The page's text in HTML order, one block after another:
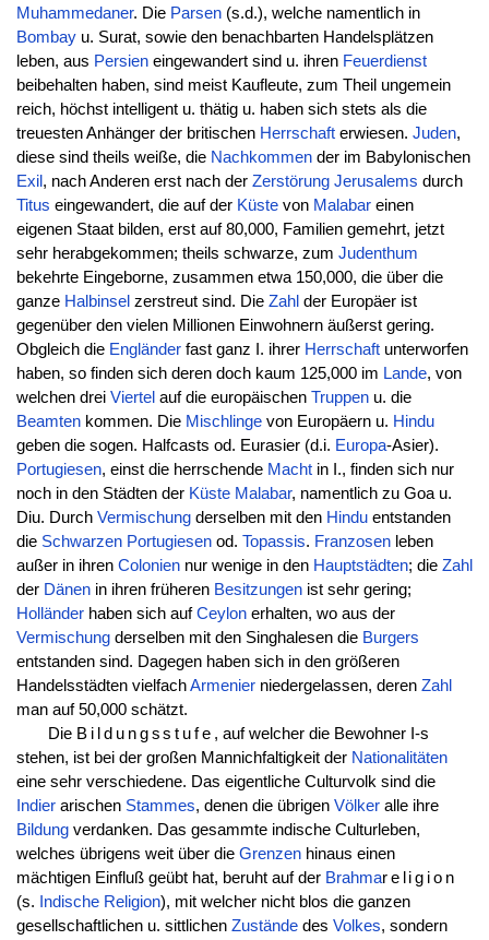
Muhammedaner. Die Parsen(s.d.), welche namentlich in
Bombayu. Surat, sowie den benachbarten Handelsplätzen
leben, aus Persieneingewandert sind u. ihren Feuerdienst
beibehalten haben, sind meist Kaufleute, zum Theil ungemein
reich, höchst intelligent u. thätig u. haben sich stets als die
treuesten Anhänger der britischen Herrschafterwiesen. Juden,
diese sind theils weiße, die Nachkommender im Babylonischen
Exil , nach Anderen erst nach der Zerstörung Jerusalems durch
Titus eingewandert, die auf der Küstevon Malabareinen
eigenen Staat bilden, erst auf 80,000, Familien gemehrt, jetzt
sehr herabgekommen; theils schwarze, zum Judenthum
bekehrte Eingeborne, zusammen etwa 150,000, die über die
ganze Halbinsel zerstreut sind. Die Zahl der Europäer ist
gegenüber den vielen Millionen Einwohnern äußerst gering.
Obgleich die Engländerfast ganz I. ihrer Herrschaftunterworfen
haben, so finden sich deren doch kaum 125,000 im Lande, von
welchen drei Viertel auf die europäischen Truppenu. die
Beamtenkommen. Die Mischlingevon Europäern u. Hindu
geben die sogen. Halfcasts od. Eurasier (d.i. Europa-Asier).
Portugiesen, einst die herrschende Machtin I., finden sich nur
noch in den Städten der Küste Malabar, namentlich zu Goa u.
Diu. Durch Vermischungderselben mit den Hinduentstanden
die Schwarzen Portugiesenod. Topassis. Franzosenleben
außer in ihren Coloniennur wenige in den Hauptstädten; die Zahl
der Dänenin ihren früheren Besitzungenist sehr gering;
Holländerhaben sich aufCeylonerhalten, wo aus der
Vermischungderselben mit den Singhalesen die Burgers
entstanden sind. Dagegen haben sich in den größeren
Handelsstädten vielfachArmenierniedergelassen, deren Zahl
man auf 50,000 schätzt.
Die Bildungsstufe , auf welcher die Bewohner I-s
stehen, ist bei der großen Mannichfaltigkeit der Nationalitäten
eine sehr verschiedene. Das eigentliche Culturvolk sind die
Indierarischen Stammes, denen die übrigen Völkeralle ihre
Bildungverdanken. Das gesammte indische Culturleben,
welches übrigens weit über die Grenzenhinaus einen
mächtigen Einfluß geübt hat, beruht auf der Brahmareligion
(s.
Indische Religion), mit welcher nicht blos die ganzen
gesellschaftlichen u. sittlichen Zuständedes Volkes, sondern